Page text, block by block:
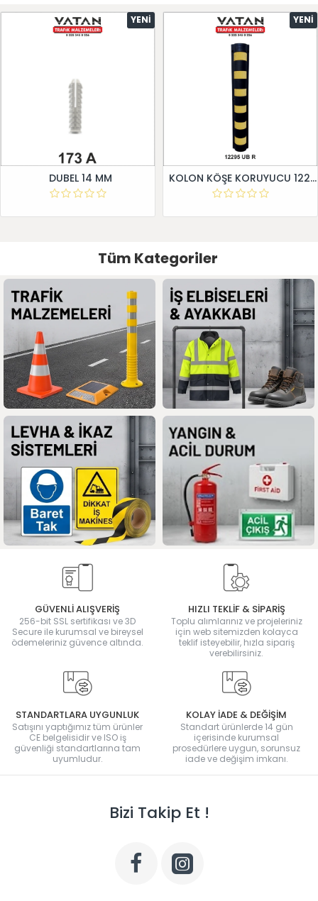
YENI
DUBEL 14 MM
YENI
KOLON KÖŞE KORUYUCU 12295 UB R
Tüm Kategoriler
GÜVENLİ ALIŞVERİŞ
256-bit SSL sertifikası ve 3D
Secure ile kurumsal ve bireysel
ödemeleriniz güvence altında.
HIZLI TEKLİF & SİPARİŞ
Toplu alımlarınız ve projeleriniz
için web sitemizden kolayca
teklif isteyebilir, hızla sipariş
verebilirsiniz.
STANDARTLARA UYGUNLUK
Satışını yaptığımız tüm ürünler
CE belgelisidir ve ISO iş
güvenliği standartlarına tam
uyumludur.
KOLAY İADE & DEĞİŞİM
Standart ürünlerde 14 gün
içerisinde kurumsal
prosedürlere uygun, sorunsuz
iade ve değişim imkanı.
Bizi Takip Et !